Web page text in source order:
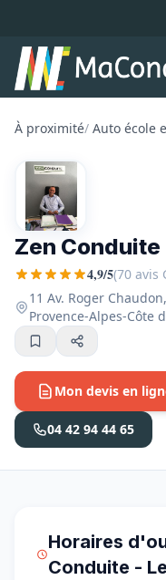
À proximité/ Auto école
Zen
4,9/5(70 avis
11 Av. Roger
Provence-Alpes-Côte
Mon devis en
04 42 94 44 65
Horaires
Conduite -